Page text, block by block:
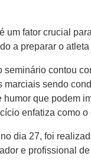
um fator crucial
a preparar o
seminário contou
marciais sendo
humor que podem
enfatiza como
dia 27, foi
e profissional